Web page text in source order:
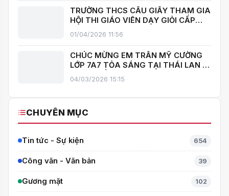
TRƯỜNG THCS CẦU GIẤY THAM GIA
HỘI THI GIÁO VIÊN DẠY GIỎI CẤP
TRUNG HỌC CƠ SỞ PHƯỜNG YÊN
HOÀ
01/04/2026 11:56
CHÚC MỪNG EM TRẦN MỸ CƯỜNG
LỚP 7A7 TỎA SÁNG TẠI THÁI LAN –
MANG VỀ HUY CHƯƠNG BẠC TOÁN
QUỐC TẾ ITMC 2026
04/03/2026 15:15
CHUYÊN MỤC
Tin tức - Sự kiện 654
Công văn - Văn bản 39
Gương mặt 102